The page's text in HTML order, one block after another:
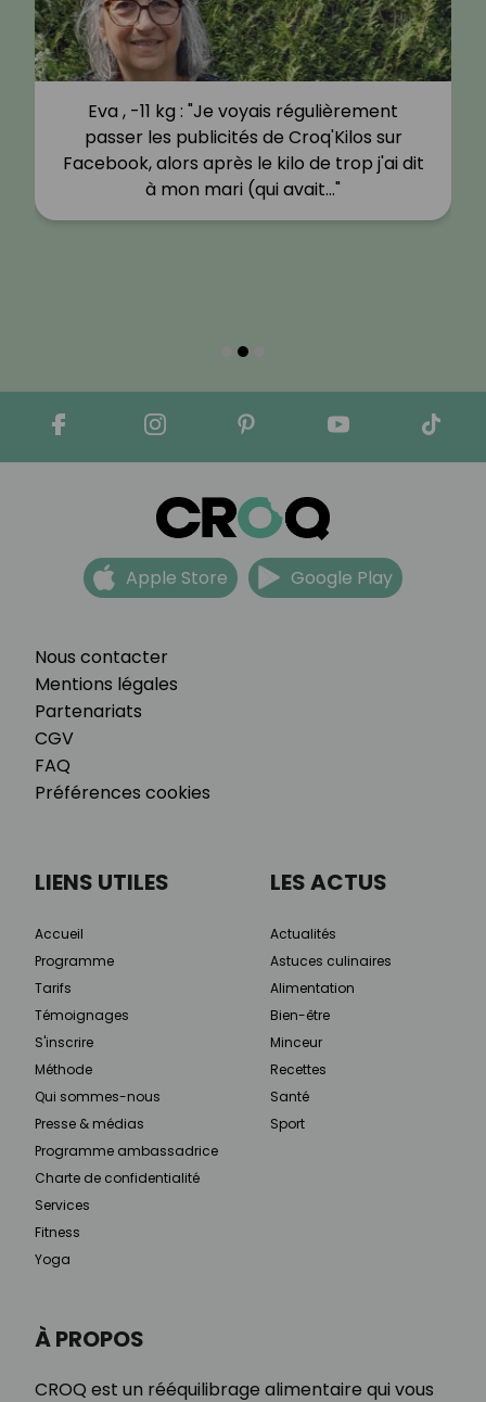
Eva , -11 kg : "Je voyais régulièrement
passer les publicités de Croq'Kilos sur
Facebook, alors après le kilo de trop j'ai dit
à mon mari (qui avait…"
Nous contacter
Mentions légales
Partenariats
CGV
FAQ
Préférences cookies
Apple Store Google Play
À PROPOS
CROQ est un rééquilibrage alimentaire qui vous
LIENS UTILES
Accueil
Programme
Tarifs
Témoignages
S'inscrire
Méthode
Qui sommes-nous
Presse & médias
Programme ambassadrice
Charte de confidentialité
Services
Fitness
Yoga
LES ACTUS
Actualités
Astuces culinaires
Alimentation
Bien-être
Minceur
Recettes
Santé
Sport